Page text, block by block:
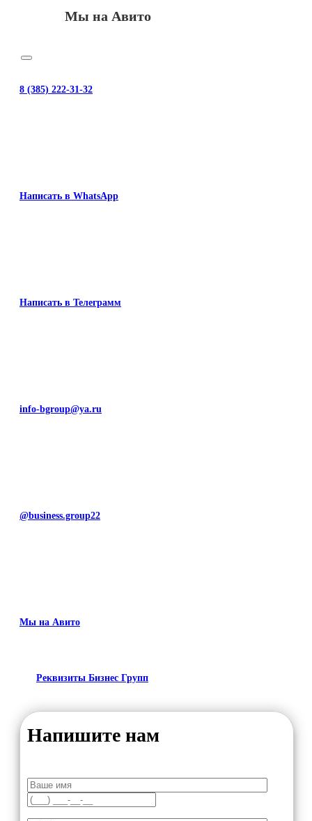
Мы на Авито
8 (385) 222-31-32
Написать в WhatsApp
Написать в Телеграмм
info-bgroup@ya.ru
@business.group22
Мы на Авито
Реквизиты Бизнес Групп
Напишите нам